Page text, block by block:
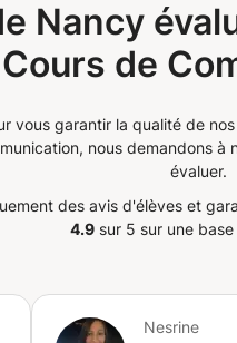
fin de ce cours, vous devriez
avec confiance. PS : Grâce
également mon aide à la
Nancy
de
vous garantir la qualité de
nous demandons à
évaluer.
des avis d'élèves et
4.9sur 5 sur une base
Nesrine